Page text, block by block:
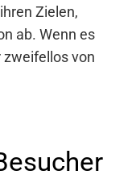
Zielen,
ab. Wenn es
zweifellos von